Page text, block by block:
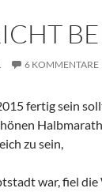
6 KOMMENTARE
fertig sein
zu sein,
war, fiel